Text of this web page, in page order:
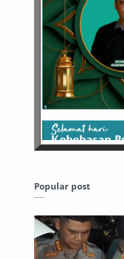
Popular post